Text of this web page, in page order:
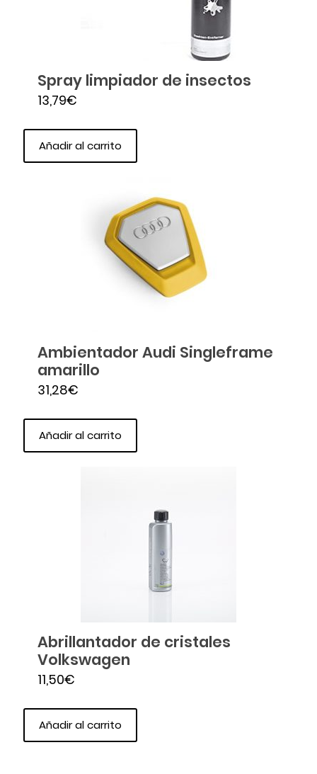
Spray limpiador de insectos
13,79€
Añadir al carrito
Ambientador Audi Singleframe
amarillo
31,28€
Añadir al carrito
Abrillantador de cristales
Volkswagen
11,50€
Añadir al carrito